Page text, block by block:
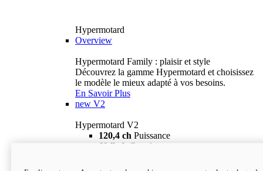
Hypermotard
Overview
Hypermotard Family : plaisir et style
Découvrez la gamme Hypermotard et choisissez
le modèle le mieux adapté à vos besoins.
En Savoir Plus
new V2
Hypermotard V2
120,4 ch Puissance
69 lb-ft
Couple
18 895 $